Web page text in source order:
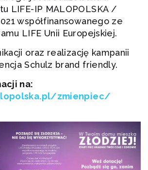
LIFE-IP MALOPOLSKA /
współfinansowanego ze
LIFE Unii Europejskiej.
oraz realizację kampanii
Schulz brand friendly.
na:
zmienpiec/